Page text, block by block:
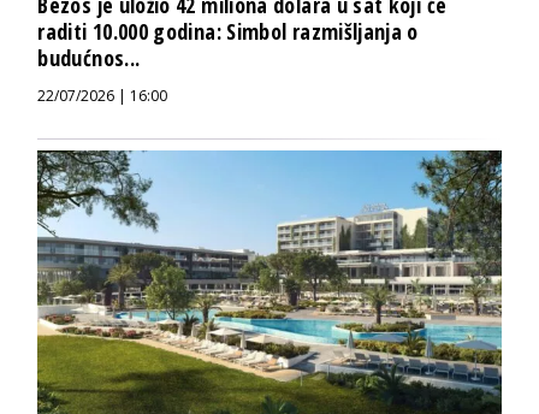
raditi 10.000 godina: Simbol razmišljanja o
budućnos...
22/07/2026 | 16:00